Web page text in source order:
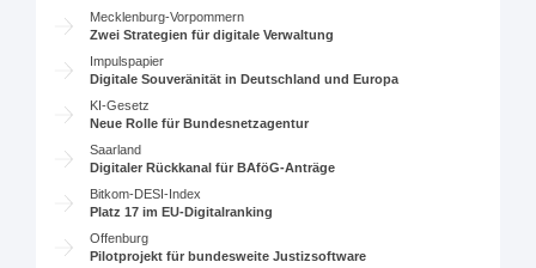
Mecklenburg-Vorpommern
Zwei Strategien für digitale Verwaltung
Impulspapier
Digitale Souveränität in Deutschland und Europa
KI-Gesetz
Neue Rolle für Bundesnetzagentur
Saarland
Digitaler Rückkanal für BAföG-Anträge
Bitkom-DESI-Index
Platz 17 im EU-Digitalranking
Offenburg
Pilotprojekt für bundesweite Justizsoftware